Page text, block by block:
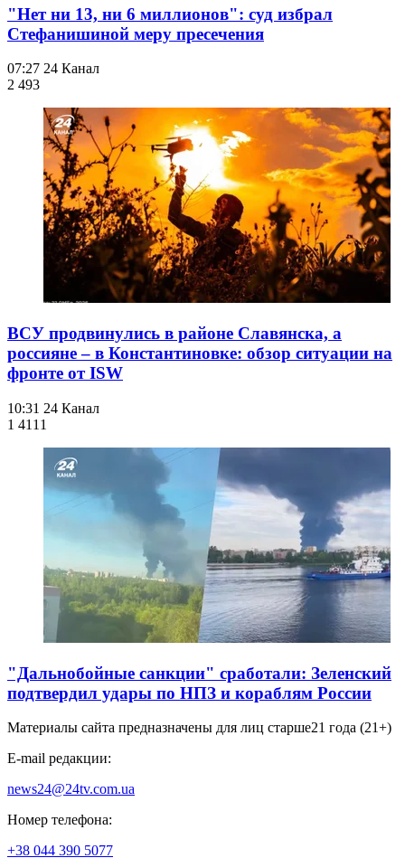
"Нет ни 13, ни 6 миллионов": суд избрал
Стефанишиной меру пресечения
07:27 24 Канал
2 493
ВСУ продвинулись в районе Славянска, а
россияне – в Константиновке: обзор ситуации на
фронте от ISW
10:31 24 Канал
1 411 1
"Дальнобойные санкции" сработали: Зеленский
подтвердил удары по НПЗ и кораблям России
Материалы сайта предназначены для лиц старше21 года (21+)
E-mail редакции:
news24@24tv.com.ua
Номер телефона:
+38 044 390 5077